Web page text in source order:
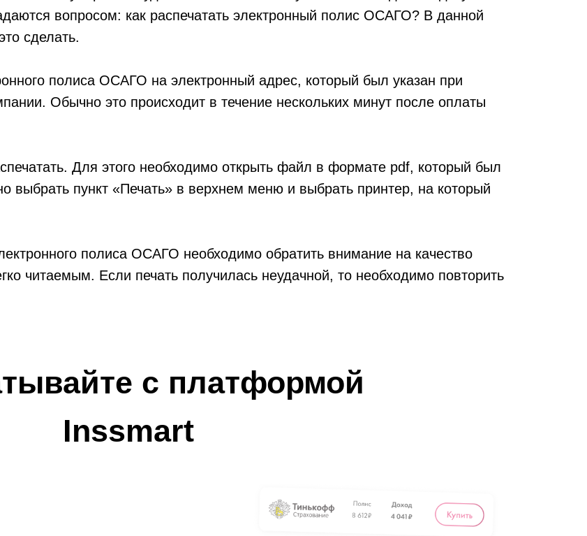
вопросом: как распечатать электронный полис ОСАГО? В данной
сделать.
полиса ОСАГО на электронный адрес, который был указан при
Обычно это происходит в течение нескольких минут после оплаты
Для этого необходимо открыть файл в формате pdf, который был
выбрать пункт «Печать» в верхнем меню и выбрать принтер, на который
полиса ОСАГО необходимо обратить внимание на качество
читаемым. Если печать получилась неудачной, то необходимо повторить
с платформой
Inssmart